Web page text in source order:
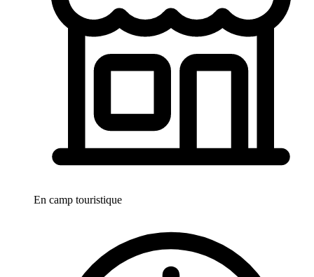
En camp touristique